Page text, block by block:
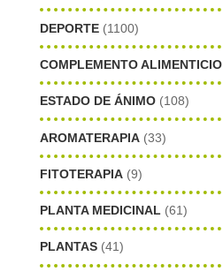
DEPORTE (1100)
COMPLEMENTO ALIMENTICIO
ESTADO DE ÁNIMO (108)
AROMATERAPIA (33)
FITOTERAPIA (9)
PLANTA MEDICINAL (61)
PLANTAS (41)